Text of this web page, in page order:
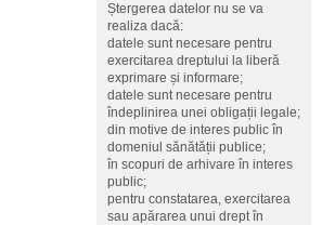
Ștergerea datelor nu se va
realiza dacă:
datele sunt necesare pentru
exercitarea dreptului la liberă
exprimare și informare;
datele sunt necesare pentru
îndeplinirea unei obligații legale;
din motive de interes public în
domeniul sănătății publice;
în scopuri de arhivare în interes
public;
pentru constatarea, exercitarea
sau apărarea unui drept în